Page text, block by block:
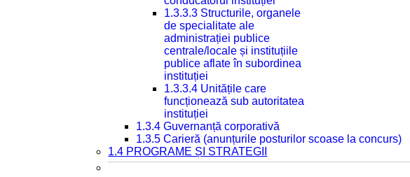
1.3.3.3 Structurile, organele
de specialitate ale
administrației publice
centrale/locale și instituțiile
publice aflate în subordinea
instituției
1.3.3.4 Unitățile care
funcționează sub autoritatea
instituției
1.3.4 Guvernanță corporativă
1.3.5 Carieră (anunțurile posturilor scoase la concurs)
1.4 PROGRAME ȘI STRATEGII